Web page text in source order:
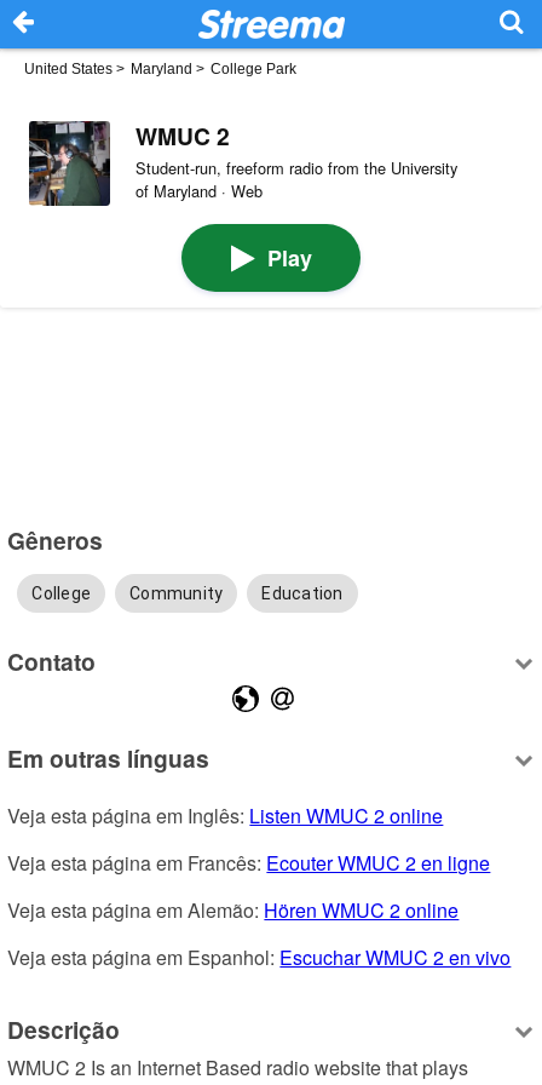
United States > Maryland > College Park
WMUC 2
Student-run, freeform radio from the University
of Maryland · Web
Play
Gêneros
College Community Education
Contato
Em outras línguas
Veja esta página em Inglês: Listen WMUC 2 online
Veja esta página em Francês: Ecouter WMUC 2 en ligne
Veja esta página em Alemão: Hören WMUC 2 online
Veja esta página em Espanhol: Escuchar WMUC 2 en vivo
Descrição
WMUC 2 Is an Internet Based radio website that plays